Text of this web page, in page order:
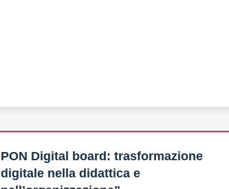
PON Digital board: trasformazione
digitale nella didattica e